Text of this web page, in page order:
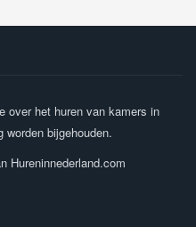
over het huren van kamers in
worden bijgehouden.
Hureninnederland.com